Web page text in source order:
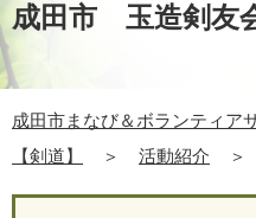
成田市 玉造剣友
成田市まなび＆ボランティア
【剣道】
＞ 活動紹介 ＞